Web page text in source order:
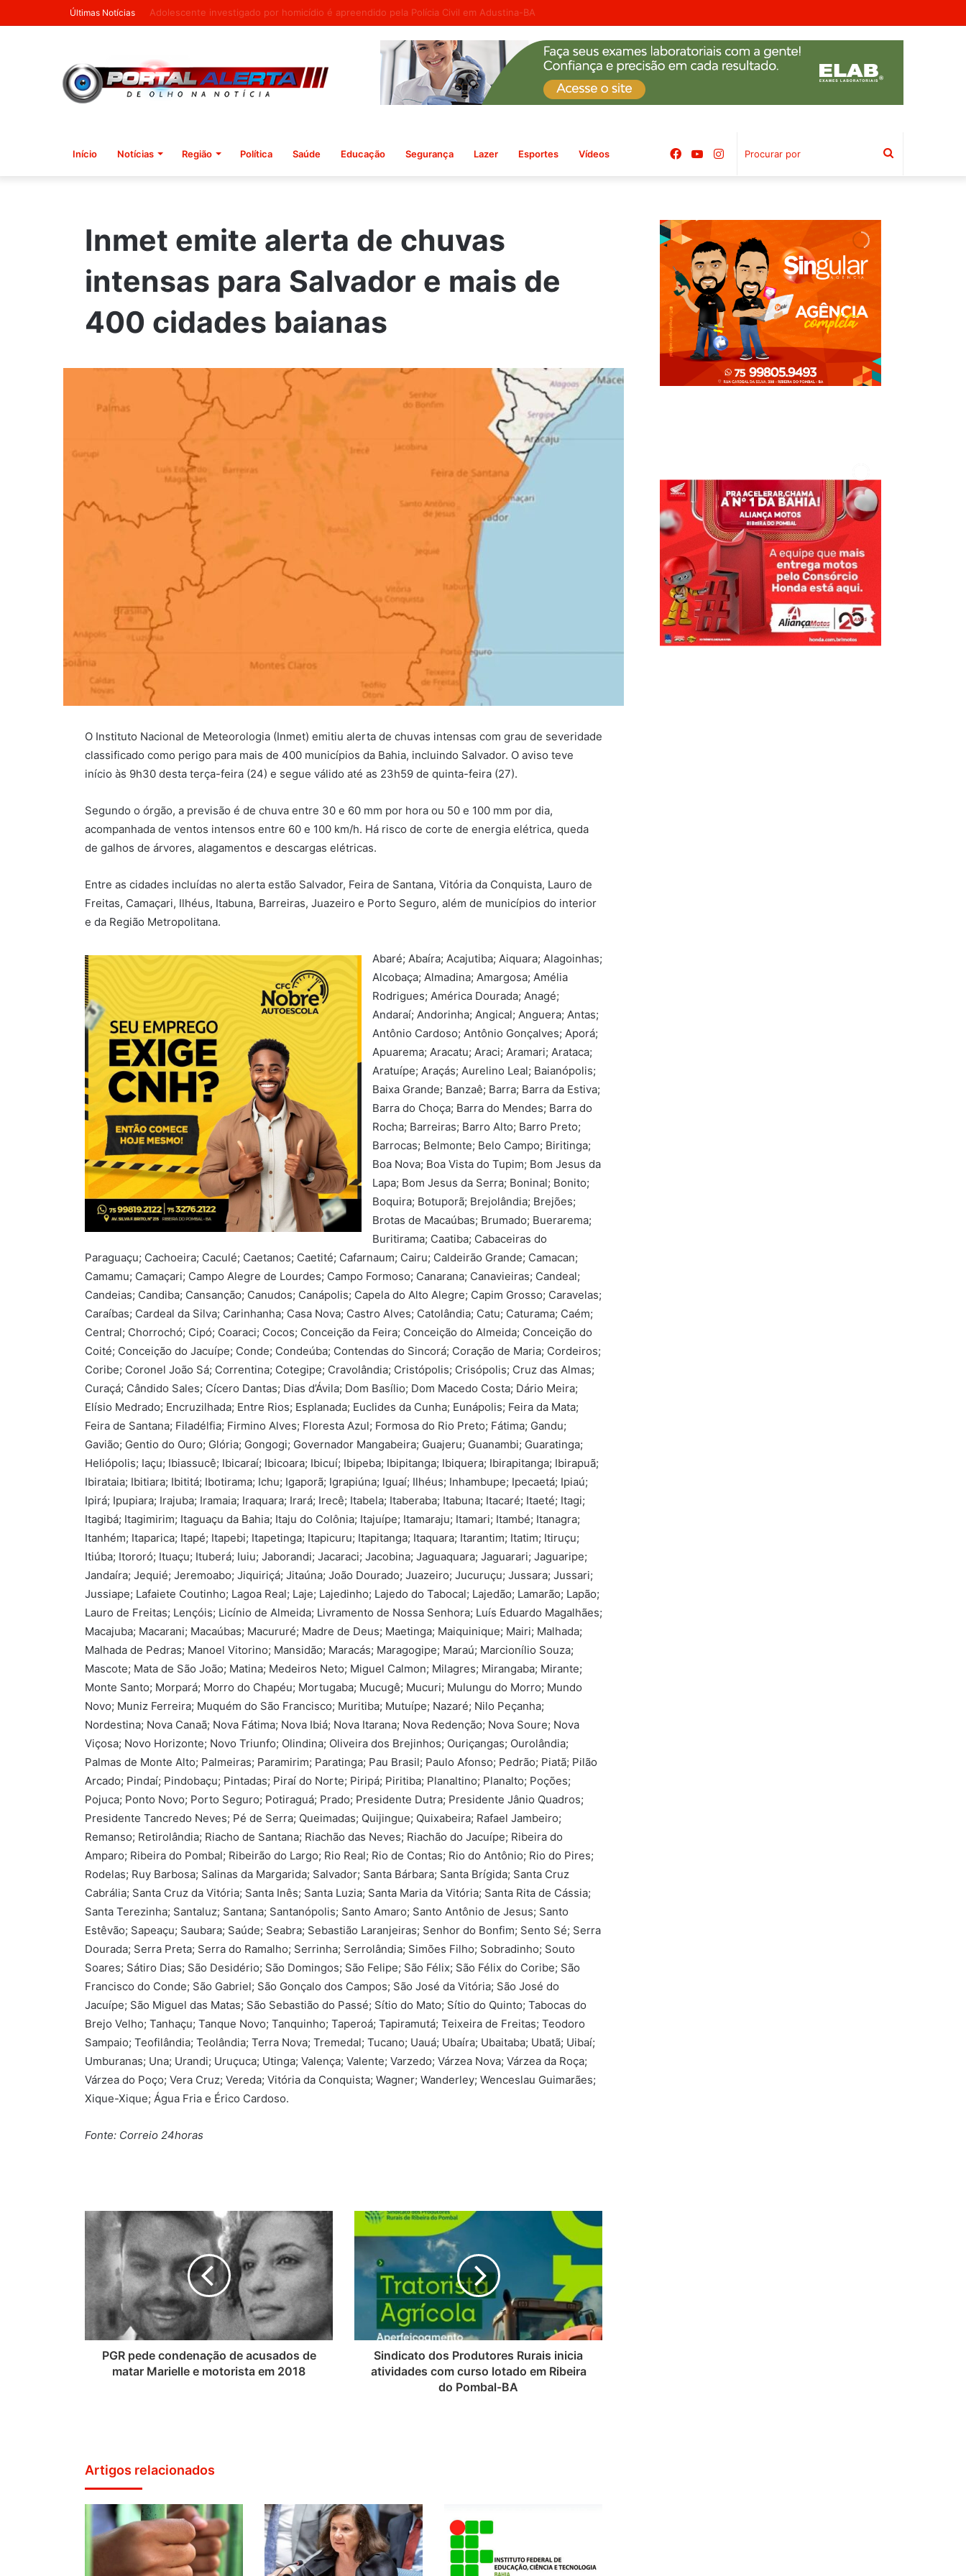
Últimas Notícias Governo repudia alteração de visto de embaixadora nos EUA: ‘Medidas hostis’
Início Notícias Região Política Saúde Educação Segurança Lazer Esportes Vídeos Procurar
Instagram
YouTube
Facebook
Inmet emite alerta de chuvas
intensas para Salvador e mais de
400 cidades baianas
O Instituto Nacional de Meteorologia (Inmet) emitiu alerta de chuvas intensas com grau de severidade
classificado como perigo para mais de 400 municípios da Bahia, incluindo Salvador. O aviso teve
início às 9h30 desta terça-feira (24) e segue válido até as 23h59 de quinta-feira (27).
Segundo o órgão, a previsão é de chuva entre 30 e 60 mm por hora ou 50 e 100 mm por dia,
acompanhada de ventos intensos entre 60 e 100 km/h. Há risco de corte de energia elétrica, queda
de galhos de árvores, alagamentos e descargas elétricas.
Entre as cidades incluídas no alerta estão Salvador, Feira de Santana, Vitória da Conquista, Lauro de
Freitas, Camaçari, Ilhéus, Itabuna, Barreiras, Juazeiro e Porto Seguro, além de municípios do interior
e da Região Metropolitana.
Abaré; Abaíra; Acajutiba; Aiquara; Alagoinhas;
Alcobaça; Almadina; Amargosa; Amélia
Rodrigues; América Dourada; Anagé;
Andaraí; Andorinha; Angical; Anguera; Antas;
Antônio Cardoso; Antônio Gonçalves; Aporá;
Apuarema; Aracatu; Araci; Aramari; Arataca;
Aratuípe; Araçás; Aurelino Leal; Baianópolis;
Baixa Grande; Banzaê; Barra; Barra da Estiva;
Barra do Choça; Barra do Mendes; Barra do
Rocha; Barreiras; Barro Alto; Barro Preto;
Barrocas; Belmonte; Belo Campo; Biritinga;
Boa Nova; Boa Vista do Tupim; Bom Jesus da
Lapa; Bom Jesus da Serra; Boninal; Bonito;
Boquira; Botuporã; Brejolândia; Brejões;
Brotas de Macaúbas; Brumado; Buerarema;
Buritirama; Caatiba; Cabaceiras do
Paraguaçu; Cachoeira; Caculé; Caetanos; Caetité; Cafarnaum; Cairu; Caldeirão Grande; Camacan;
Camamu; Camaçari; Campo Alegre de Lourdes; Campo Formoso; Canarana; Canavieiras; Candeal;
Candeias; Candiba; Cansanção; Canudos; Canápolis; Capela do Alto Alegre; Capim Grosso; Caravelas;
Caraíbas; Cardeal da Silva; Carinhanha; Casa Nova; Castro Alves; Catolândia; Catu; Caturama; Caém;
Central; Chorrochó; Cipó; Coaraci; Cocos; Conceição da Feira; Conceição do Almeida; Conceição do
Coité; Conceição do Jacuípe; Conde; Condeúba; Contendas do Sincorá; Coração de Maria; Cordeiros;
Coribe; Coronel João Sá; Correntina; Cotegipe; Cravolândia; Cristópolis; Crisópolis; Cruz das Almas;
Curaçá; Cândido Sales; Cícero Dantas; Dias d’Ávila; Dom Basílio; Dom Macedo Costa; Dário Meira;
Elísio Medrado; Encruzilhada; Entre Rios; Esplanada; Euclides da Cunha; Eunápolis; Feira da Mata;
Feira de Santana; Filadélfia; Firmino Alves; Floresta Azul; Formosa do Rio Preto; Fátima; Gandu;
Gavião; Gentio do Ouro; Glória; Gongogi; Governador Mangabeira; Guajeru; Guanambi; Guaratinga;
Heliópolis; Iaçu; Ibiassucê; Ibicaraí; Ibicoara; Ibicuí; Ibipeba; Ibipitanga; Ibiquera; Ibirapitanga; Ibirapuã;
Ibirataia; Ibitiara; Ibititá; Ibotirama; Ichu; Igaporã; Igrapiúna; Iguaí; Ilhéus; Inhambupe; Ipecaetá; Ipiaú;
Ipirá; Ipupiara; Irajuba; Iramaia; Iraquara; Irará; Irecê; Itabela; Itaberaba; Itabuna; Itacaré; Itaeté; Itagi;
Itagibá; Itagimirim; Itaguaçu da Bahia; Itaju do Colônia; Itajuípe; Itamaraju; Itamari; Itambé; Itanagra;
Itanhém; Itaparica; Itapé; Itapebi; Itapetinga; Itapicuru; Itapitanga; Itaquara; Itarantim; Itatim; Itiruçu;
Itiúba; Itororó; Ituaçu; Ituberá; Iuiu; Jaborandi; Jacaraci; Jacobina; Jaguaquara; Jaguarari; Jaguaripe;
Jandaíra; Jequié; Jeremoabo; Jiquiriçá; Jitaúna; João Dourado; Juazeiro; Jucuruçu; Jussara; Jussari;
Jussiape; Lafaiete Coutinho; Lagoa Real; Laje; Lajedinho; Lajedo do Tabocal; Lajedão; Lamarão; Lapão;
Lauro de Freitas; Lençóis; Licínio de Almeida; Livramento de Nossa Senhora; Luís Eduardo Magalhães;
Macajuba; Macarani; Macaúbas; Macururé; Madre de Deus; Maetinga; Maiquinique; Mairi; Malhada;
Malhada de Pedras; Manoel Vitorino; Mansidão; Maracás; Maragogipe; Maraú; Marcionílio Souza;
Mascote; Mata de São João; Matina; Medeiros Neto; Miguel Calmon; Milagres; Mirangaba; Mirante;
Monte Santo; Morpará; Morro do Chapéu; Mortugaba; Mucugê; Mucuri; Mulungu do Morro; Mundo
Novo; Muniz Ferreira; Muquém do São Francisco; Muritiba; Mutuípe; Nazaré; Nilo Peçanha;
Nordestina; Nova Canaã; Nova Fátima; Nova Ibiá; Nova Itarana; Nova Redenção; Nova Soure; Nova
Viçosa; Novo Horizonte; Novo Triunfo; Olindina; Oliveira dos Brejinhos; Ouriçangas; Ourolândia;
Palmas de Monte Alto; Palmeiras; Paramirim; Paratinga; Pau Brasil; Paulo Afonso; Pedrão; Piatã; Pilão
Arcado; Pindaí; Pindobaçu; Pintadas; Piraí do Norte; Piripá; Piritiba; Planaltino; Planalto; Poções;
Pojuca; Ponto Novo; Porto Seguro; Potiraguá; Prado; Presidente Dutra; Presidente Jânio Quadros;
Presidente Tancredo Neves; Pé de Serra; Queimadas; Quijingue; Quixabeira; Rafael Jambeiro;
Remanso; Retirolândia; Riacho de Santana; Riachão das Neves; Riachão do Jacuípe; Ribeira do
Amparo; Ribeira do Pombal; Ribeirão do Largo; Rio Real; Rio de Contas; Rio do Antônio; Rio do Pires;
Rodelas; Ruy Barbosa; Salinas da Margarida; Salvador; Santa Bárbara; Santa Brígida; Santa Cruz
Cabrália; Santa Cruz da Vitória; Santa Inês; Santa Luzia; Santa Maria da Vitória; Santa Rita de Cássia;
Santa Terezinha; Santaluz; Santana; Santanópolis; Santo Amaro; Santo Antônio de Jesus; Santo
Estêvão; Sapeaçu; Saubara; Saúde; Seabra; Sebastião Laranjeiras; Senhor do Bonfim; Sento Sé; Serra
Dourada; Serra Preta; Serra do Ramalho; Serrinha; Serrolândia; Simões Filho; Sobradinho; Souto
Soares; Sátiro Dias; São Desidério; São Domingos; São Felipe; São Félix; São Félix do Coribe; São
Francisco do Conde; São Gabriel; São Gonçalo dos Campos; São José da Vitória; São José do
Jacuípe; São Miguel das Matas; São Sebastião do Passé; Sítio do Mato; Sítio do Quinto; Tabocas do
Brejo Velho; Tanhaçu; Tanque Novo; Tanquinho; Taperoá; Tapiramutá; Teixeira de Freitas; Teodoro
Sampaio; Teofilândia; Teolândia; Terra Nova; Tremedal; Tucano; Uauá; Ubaíra; Ubaitaba; Ubatã; Uibaí;
Umburanas; Una; Urandi; Uruçuca; Utinga; Valença; Valente; Varzedo; Várzea Nova; Várzea da Roça;
Várzea do Poço; Vera Cruz; Vereda; Vitória da Conquista; Wagner; Wanderley; Wenceslau Guimarães;
Xique-Xique; Água Fria e Érico Cardoso.
Fonte: Correio 24horas
PGR pede condenação de acusados de
matar Marielle e motorista em 2018
Sindicato dos Produtores Rurais inicia
atividades com curso lotado em Ribeira
do Pombal-BA
Artigos relacionados